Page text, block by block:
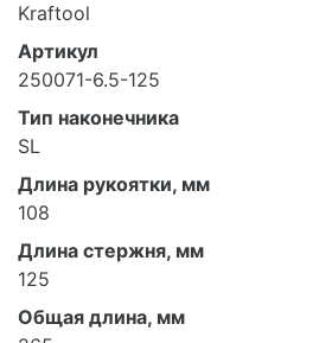
Kraftool
Артикул
250071-6.5-125
Тип наконечника
SL
Длина рукоятки, мм
108
Длина стержня, мм
125
Общая длина, мм